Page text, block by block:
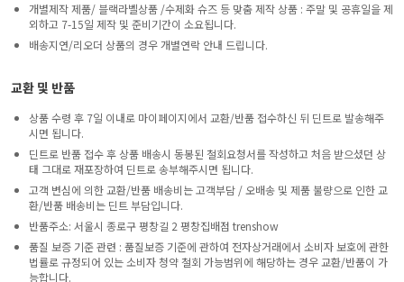
개별제작 제품/ 블랙라벨상품 /수제화 슈즈 등 맞춤 제작 상품 : 주말 및 공휴일을 제
외하고 7-15일 제작 및 준비기간이 소요됩니다.
배송지연/리오더 상품의 경우 개별연락 안내 드립니다.
교환 및 반품
상품 수령 후 7일 이내로 마이페이지에서 교환/반품 접수하신 뒤 딘트로 발송해주
시면 됩니다.
딘트로 반품 접수 후 상품 배송시 동봉된 철회요청서를 작성하고 처음 받으셨던 상
태 그대로 재포장하여 딘트로 송부해주시면 됩니다.
고객 변심에 의한 교환/반품 배송비는 고객부담 / 오배송 및 제품 불량으로 인한 교
환/반품 배송비는 딘트 부담입니다.
반품주소: 서울시 종로구 평창길 2 평창집배점 trenshow
품질 보증 기준 관련 : 품질보증 기준에 관하여 전자상거래에서 소비자 보호에 관한
법률로 규정되어 있는 소비자 청약 철회 가능범위에 해당하는 경우 교환/반품이 가
능합니다.